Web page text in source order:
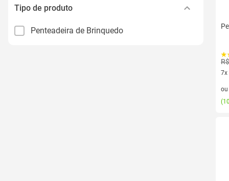
Tipo de produto
Penteadeira de Brinquedo
7x
7
ou
(